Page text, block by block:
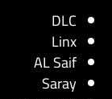
DLC
Linx
AL Saif
Saray